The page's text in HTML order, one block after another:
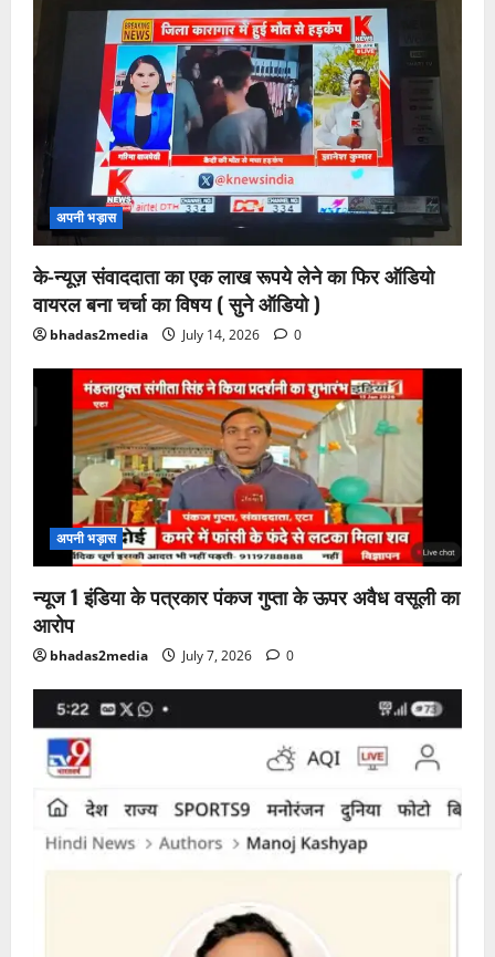
अपनी भड़ास
के-न्यूज़ संवाददाता का एक लाख रूपये लेने का फिर ऑडियो
वायरल बना चर्चा का विषय ( सुने ऑडियो )
bhadas2media July 14, 2026 0
अपनी भड़ास
न्यूज 1 इंडिया के पत्रकार पंकज गुप्ता के ऊपर अवैध वसूली का
आरोप
bhadas2media July 7, 2026 0